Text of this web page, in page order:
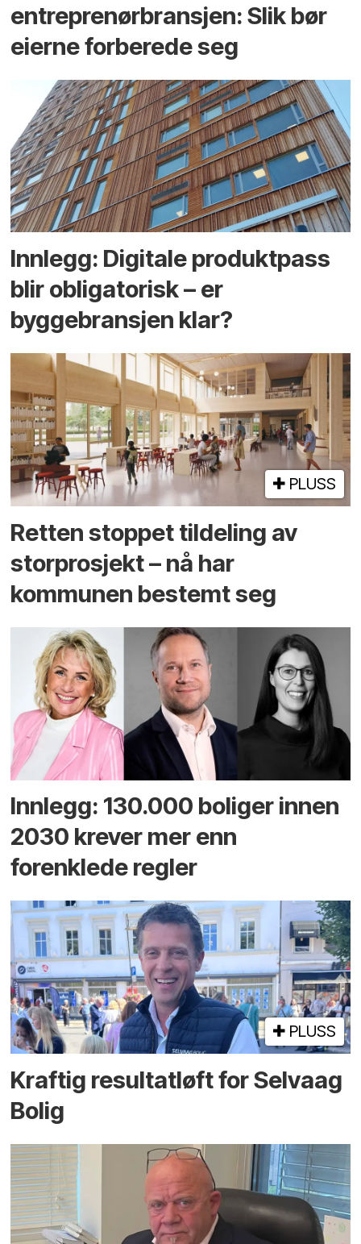
entreprenør­bransjen: Slik bør
eierne forberede seg
Innlegg: Digitale produktpass
blir obligatorisk – er
byggebransjen klar?
PLUSS
Retten stoppet tildeling av
storprosjekt – nå har
kommunen bestemt seg
Innlegg: 130.000 boliger innen
2030 krever mer enn
forenklede regler
PLUSS
Kraftig resultatløft for Selvaag
Bolig